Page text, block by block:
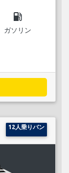
local_gas_station
ガソリン
12人乗りバン